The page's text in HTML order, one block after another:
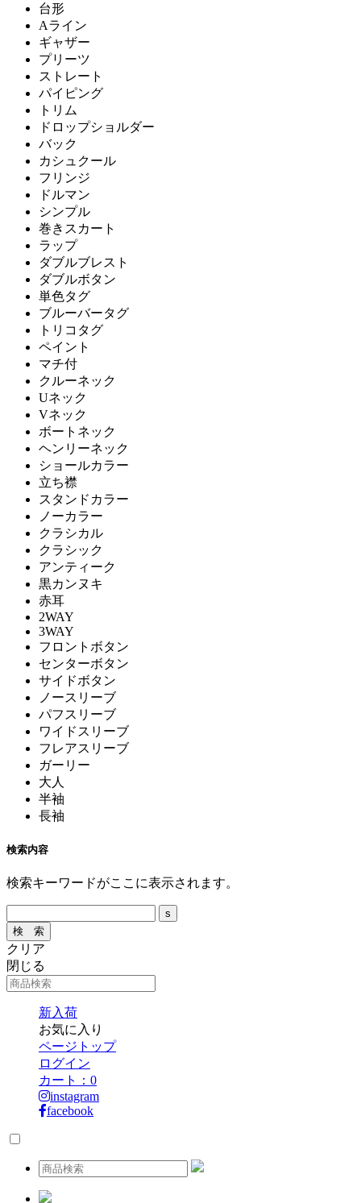
台形
Aライン
ギャザー
プリーツ
ストレート
パイピング
トリム
ドロップショルダー
バック
カシュクール
フリンジ
ドルマン
シンプル
巻きスカート
ラップ
ダブルブレスト
ダブルボタン
単色タグ
ブルーバータグ
トリコタグ
ペイント
マチ付
クルーネック
Uネック
Vネック
ボートネック
ヘンリーネック
ショールカラー
立ち襟
スタンドカラー
ノーカラー
クラシカル
クラシック
アンティーク
黒カンヌキ
赤耳
2WAY
3WAY
フロントボタン
センターボタン
サイドボタン
ノースリーブ
パフスリーブ
ワイドスリーブ
フレアスリーブ
ガーリー
大人
半袖
長袖
検索内容
検索キーワードがここに表示されます。
クリア
閉じる
新入荷
お気に入り
ページトップ
ログイン
カート： 0
instagram
facebook